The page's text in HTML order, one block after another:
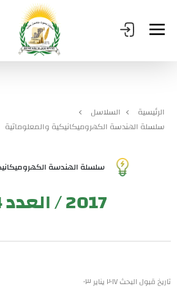
الرئيسية
السلاسل
سلسلة الهندسة الكهروميكانيكية والمعلوماتية
سلسلة الهندسة
2017 / العدد 134
تاريخ قبول البحث ٢٠١٧ يناير ٠٣